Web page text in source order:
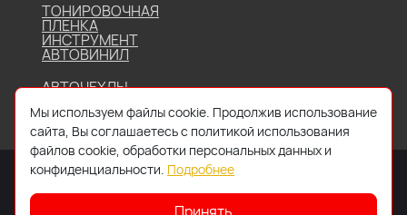
ТОНИРОВОЧНАЯ
ПЛЕНКА
ИНСТРУМЕНТ
АВТОВИНИЛ
АВТОЧЕХЛЫ
Мы используем файлы cookie. Продолжив использование
сайта, Вы соглашаетесь с политикой использования
файлов cookie, обработки персональных данных и
конфиденциальности. Подробнее